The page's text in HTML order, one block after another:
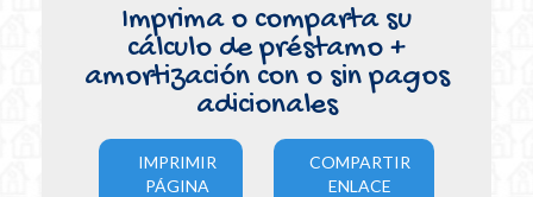
Imprima o comparta su
cálculo de préstamo +
amortización con o sin pagos
adicionales
IMPRIMIR
PÁGINA
COMPARTIR
ENLACE